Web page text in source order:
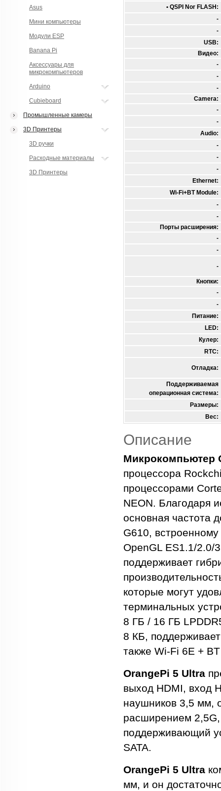
Asus
Мини компьютеры
Модули ESP
Banana Pi
Аксессуары для
микрокомпьютеров
Arduino
Cubieboard
Промышленные камеры
3D Принтеры
3D ручки
Расходные материалы
3D Принтеры
• QSPI Nor FLASH:
-
-
USB:
Видео:
-
-
-
Camera:
-
-
Audio:
-
-
-
Ethernet:
Wi-Fi+BT Module:
-
-
Порты расширения:
-
-
-
Кнопки:
-
-
Питание:
LED:
Кулер:
RTC:
Отладка:
Поддерживаемая
операционная система:
Размеры:
Вес:
Описание
Микрокомпьютер
процессора
процессорами
NEON. Благодаря
основная частота
G610,
OpenGL ES1.1/2.0/
поддерживает
которые могут
терминальных
8 ГБ / 16 ГБ
8 КБ,
также Wi-Fi 6E +
OrangePi 5 Ultra
выход HDMI, вход
наушников 3,5 мм,
расширением
поддерживающий
SATA.
OrangePi 5 Ultra
мм, и он